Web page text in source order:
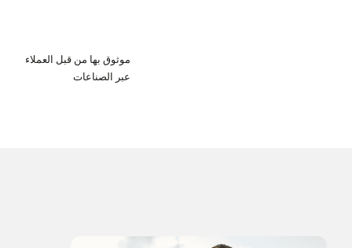
موثوق بها من قبل العملاء
عبر الصناعات